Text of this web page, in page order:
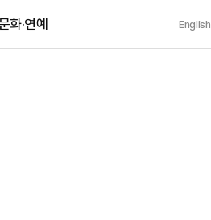
화·연예 English